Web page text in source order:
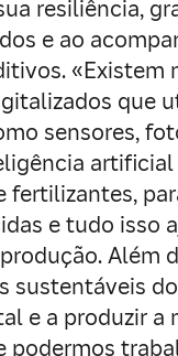
resiliência,
e ao
«Existem
que
sensores,
artificial
fertilizantes,
e tudo isso
Além
sustentáveis
e a produzir a
podermos